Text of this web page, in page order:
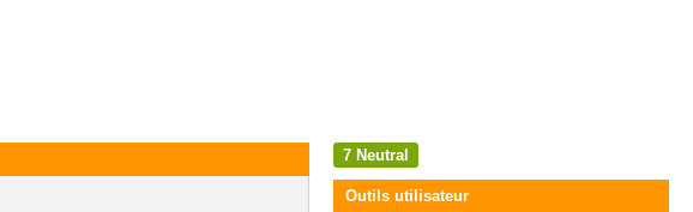
7 Neutral
Outils utilisateur